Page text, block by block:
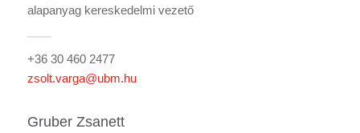
alapanyag kereskedelmi vezető
+36 30 460 2477
zsolt.varga@ubm.hu
Gruber Zsanett